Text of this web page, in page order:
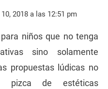
2018 a las 12:51 pm
niños que no tenga
sino solamente
propuestas lúdicas no
pizca de estéticas